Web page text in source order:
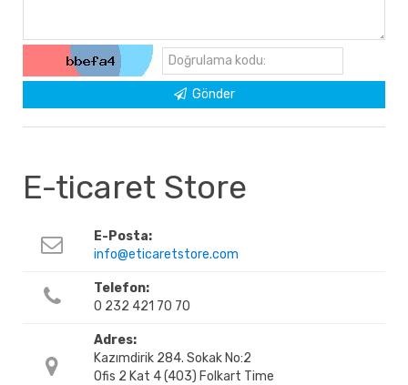
Gönder
E-ticaret Store
E-Posta:
info@eticaretstore.com
Telefon:
0 232 421 70 70
Adres:
Kazımdirik 284. Sokak No:2
Ofis 2 Kat 4 (403) Folkart Time